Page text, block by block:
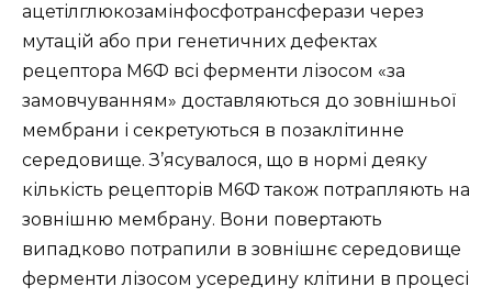
ацетілглюкозамінфосфотрансферази через
мутацій або при генетичних дефектах
рецептора М6Ф всі ферменти лізосом «за
замовчуванням» доставляються до зовнішньої
мембрани і секретуються в позаклітинне
середовище. З’ясувалося, що в нормі деяку
кількість рецепторів М6Ф також потрапляють на
зовнішню мембрану. Вони повертають
випадково потрапили в зовнішнє середовище
ферменти лізосом усередину клітини в процесі